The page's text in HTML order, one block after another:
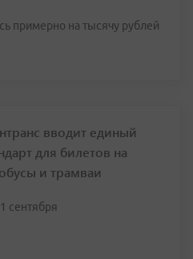
примерно на тысячу рублей
вводит единый
для билетов на
и трамваи
сентября